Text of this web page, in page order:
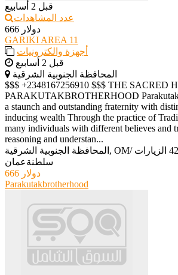
قبل 2 أسابيع
عدد المشاهدات
666 دولار
GARIKI AREA 11
أجهزة والكترونيات
قبل 2 أسابيع
المحافظة الجنوبية الشرقية
$$$ +2348167256910 $$$ THE SACRED
PARAKUTAKBROTHERHOOD
a staunch and outstanding fraternity with
inducing wealth Through the practice of
many individuals with different believes and
reasoning and understan...
المحافظة الجنوبية الشرقية, OM/
42 الزيارات
سلطنةعمان
666 دولار
Parakutakbrotherhood